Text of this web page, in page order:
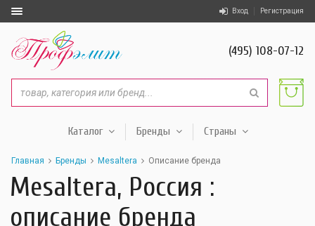
Вход Регистрация
(495) 108-07-12
Каталог Бренды Страны
Главная Бренды Mesaltera Описание бренда
Mesaltera, Россия :
описание бренда